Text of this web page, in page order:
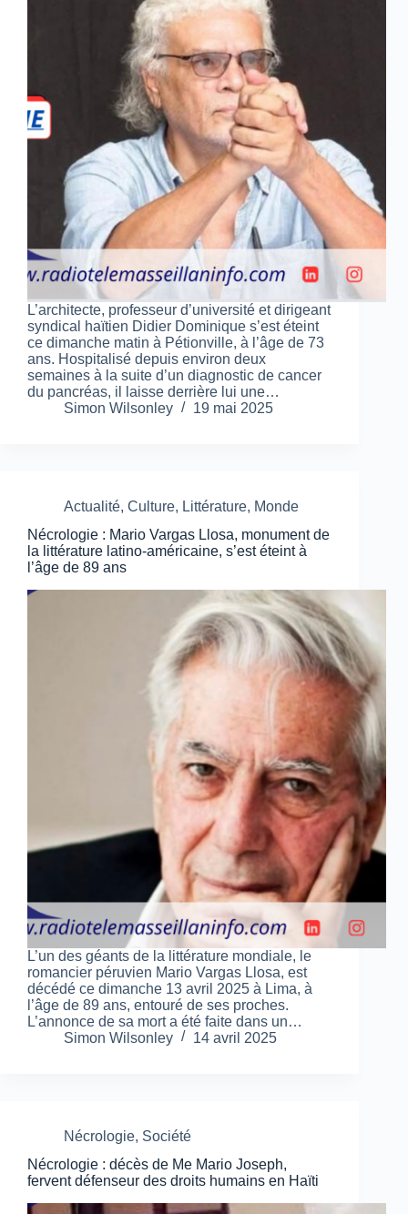
L’architecte, professeur d’université et dirigeant
syndical haïtien Didier Dominique s’est éteint
ce dimanche matin à Pétionville, à l’âge de 73
ans. Hospitalisé depuis environ deux
semaines à la suite d’un diagnostic de cancer
du pancréas, il laisse derrière lui une…
Simon Wilsonley
19 mai 2025
Actualité, Culture, Littérature, Monde
Nécrologie : Mario Vargas Llosa, monument de
la littérature latino-américaine, s’est éteint à
l’âge de 89 ans
L’un des géants de la littérature mondiale, le
romancier péruvien Mario Vargas Llosa, est
décédé ce dimanche 13 avril 2025 à Lima, à
l’âge de 89 ans, entouré de ses proches.
L’annonce de sa mort a été faite dans un…
Simon Wilsonley
14 avril 2025
Nécrologie, Société
Nécrologie : décès de Me Mario Joseph,
fervent défenseur des droits humains en Haïti